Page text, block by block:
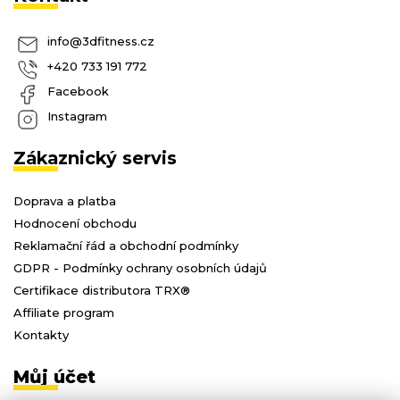
info@3dfitness.cz
+420 733 191 772
Facebook
Instagram
Zákaznický servis
Doprava a platba
Hodnocení obchodu
Reklamační řád a obchodní podmínky
GDPR - Podmínky ochrany osobních údajů
Certifikace distributora TRX®
Affiliate program
Kontakty
Můj účet